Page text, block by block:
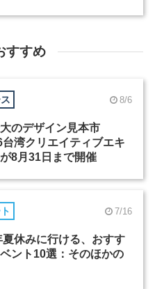
すすめ
8/6
のデザイン見本市
台湾クリエイティブエキ
8月31日まで開催
7/16
休みに行ける、おすす
ント10選：そのほかの